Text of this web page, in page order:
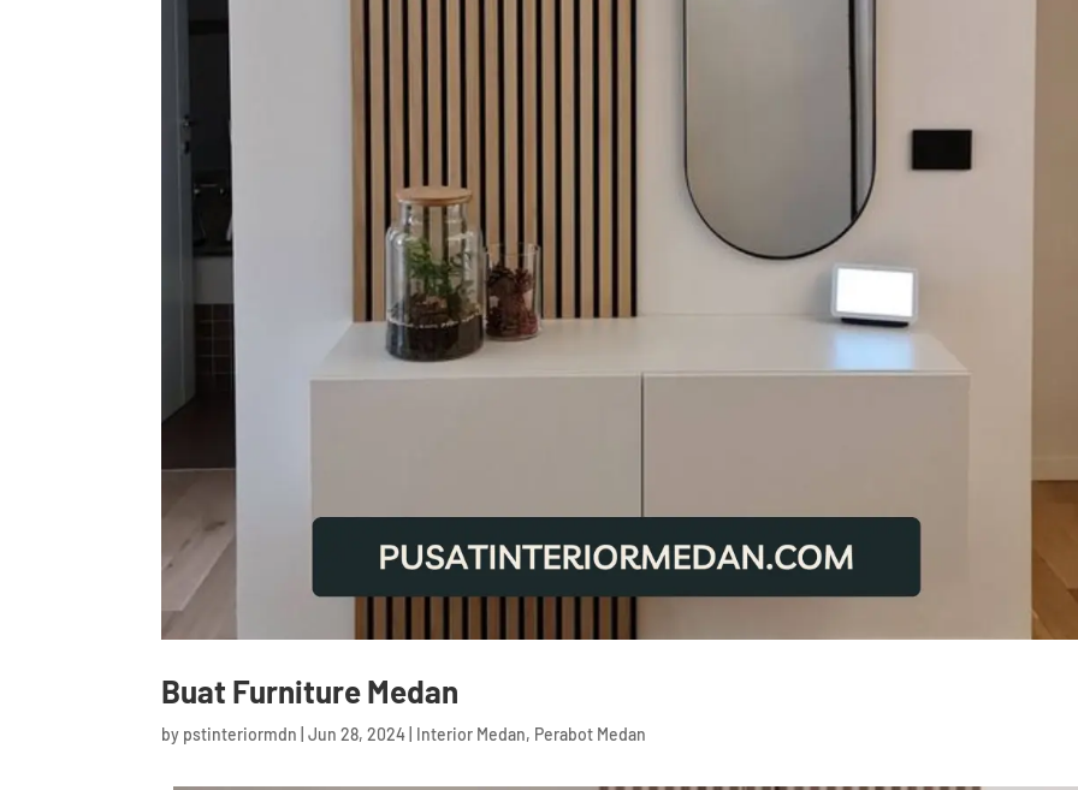
Buat Furniture Medan
by pstinteriormdn |Jun 28, 2024 Interior Medan, Perabot Medan